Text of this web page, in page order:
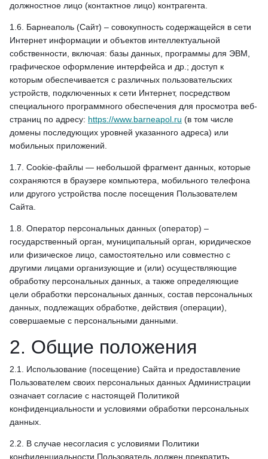
должностное лицо (контактное лицо) контрагента.
1.6. Барнеаполь (Сайт) – совокупность содержащейся в сети
Интернет информации и объектов интеллектуальной
собственности, включая: базы данных, программы для ЭВМ,
графическое оформление интерфейса и др.; доступ к
которым обеспечивается с различных пользовательских
устройств, подключенных к сети Интернет, посредством
специального программного обеспечения для просмотра веб-
страниц по адресу: https://www.barneapol.ru (в том числе
домены последующих уровней указанного адреса) или
мобильных приложений.
1.7. Cookie-файлы — небольшой фрагмент данных, которые
сохраняются в браузере компьютера, мобильного телефона
или другого устройства после посещения Пользователем
Сайта.
1.8. Оператор персональных данных (оператор) –
государственный орган, муниципальный орган, юридическое
или физическое лицо, самостоятельно или совместно с
другими лицами организующие и (или) осуществляющие
обработку персональных данных, а также определяющие
цели обработки персональных данных, состав персональных
данных, подлежащих обработке, действия (операции),
совершаемые с персональными данными.
2. Общие положения
2.1. Использование (посещение) Сайта и предоставление
Пользователем своих персональных данных Администрации
означает согласие с настоящей Политикой
конфиденциальности и условиями обработки персональных
данных.
2.2. В случае несогласия с условиями Политики
конфиденциальности Пользователь должен прекратить